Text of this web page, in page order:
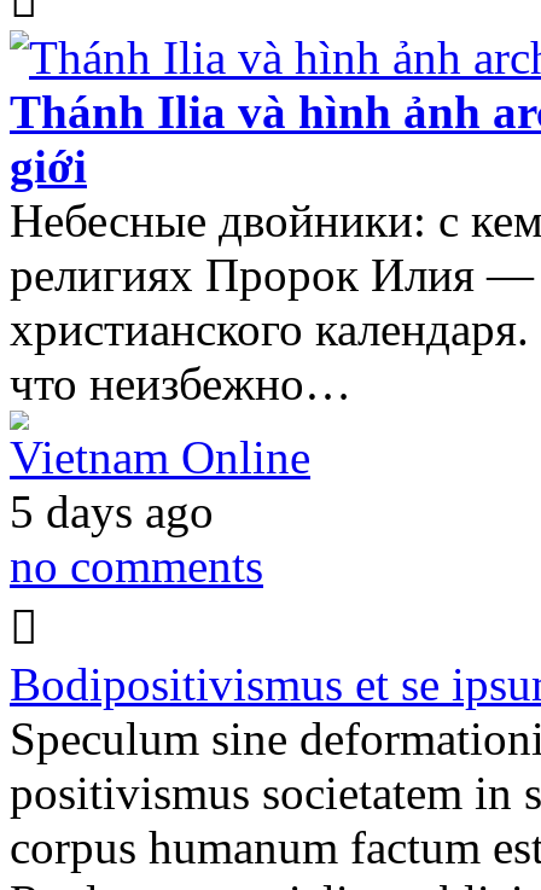
Thánh Ilia và hình ảnh
giới
Небесные двойники: с
религиях Пророк Илия —
христианского
что неизбежно…
Vietnam Online
5 days ago
no comments
Bodipositivismus et se
Speculum sine
positivismus societatem in
corpus humanum factum